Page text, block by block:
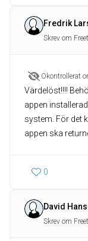
Fredrik
Skrev om
Okontrollerat
Värdelöst!!!!
appen
system. För det
appen ska
0
David
Skrev om